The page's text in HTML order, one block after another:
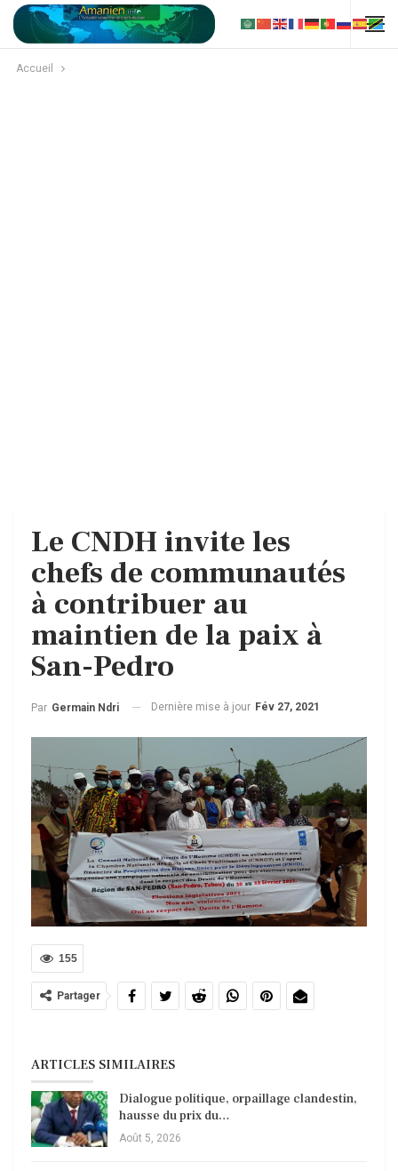
Accueil
Le CNDH invite les
chefs de communautés
à contribuer au
maintien de la paix à
San-Pedro
Par Germain Ndri Dernière mise à jour Fév 27, 2021
155
Partager
ARTICLES SIMILAIRES
Dialogue politique, orpaillage clandestin,
hausse du prix du…
Août 5, 2026